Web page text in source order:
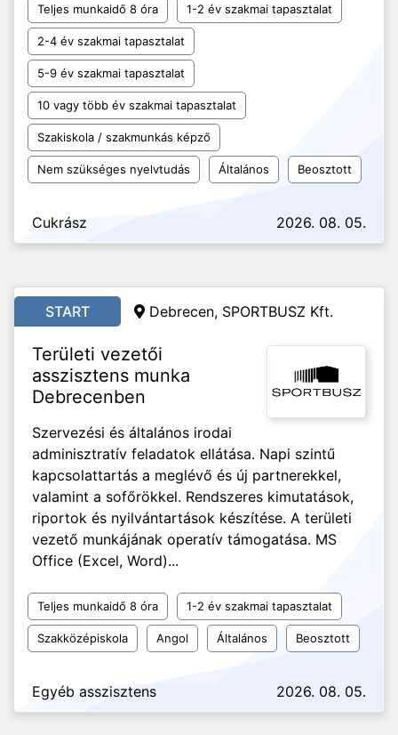
Teljes munkaidő 8 óra 1-2 év szakmai tapasztalat
2-4 év szakmai tapasztalat
5-9 év szakmai tapasztalat
10 vagy több év szakmai tapasztalat
Szakiskola / szakmunkás képző
Nem szükséges nyelvtudás Általános Beosztott
Cukrász 2026. 08. 05.
START Debrecen, SPORTBUSZ Kft.
Területi vezetői
asszisztens munka
Debrecenben
Szervezési és általános irodai
adminisztratív feladatok ellátása. Napi szintű
kapcsolattartás a meglévő és új partnerekkel,
valamint a sofőrökkel. Rendszeres kimutatások,
riportok és nyilvántartások készítése. A területi
vezető munkájának operatív támogatása. MS
Office (Excel, Word)...
Teljes munkaidő 8 óra 1-2 év szakmai tapasztalat
Szakközépiskola Angol Általános Beosztott
Egyéb asszisztens 2026. 08. 05.